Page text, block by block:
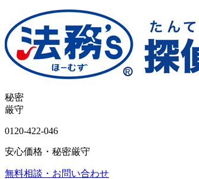
秘密
厳守
0120-422-046
安心価格・秘密厳守
無料相談・お問い合わせ